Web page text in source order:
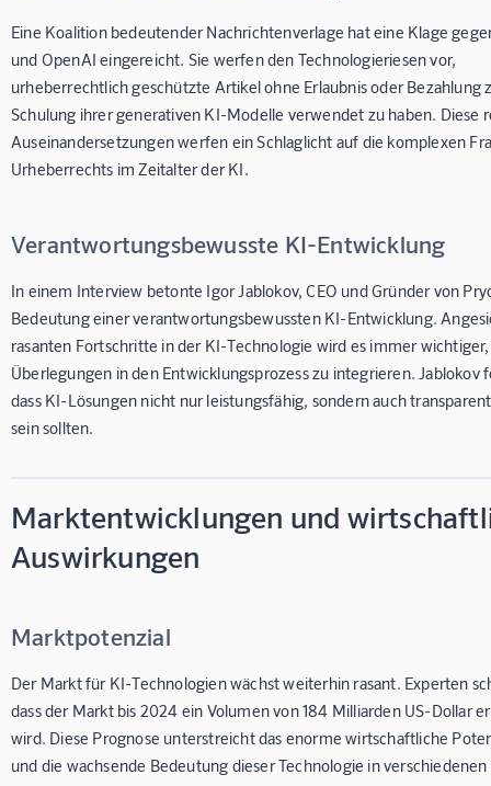
Eine Koalition bedeutender Nachrichtenverlage hat eine Klage
und OpenAI eingereicht. Sie werfen den Technologieriesen vor,
urheberrechtlich geschützte Artikel ohne Erlaubnis oder Bezahlung
Schulung ihrer generativen KI-Modelle verwendet zu haben. Diese
Auseinandersetzungen werfen ein Schlaglicht auf die komplexen
Urheberrechts im Zeitalter der KI.
Verantwortungsbewusste KI-Entwicklung
In einem Interview betonte Igor Jablokov, CEO und Gründer von
Bedeutung einer verantwortungsbewussten KI-Entwicklung.
rasanten Fortschritte in der KI-Technologie wird es immer
Überlegungen in den Entwicklungsprozess zu integrieren. Jablokov
dass KI-Lösungen nicht nur leistungsfähig, sondern auch
sein sollten.
Marktentwicklungen und
Auswirkungen
Marktpotenzial
Der Markt für KI-Technologien wächst weiterhin rasant. Experten
dass der Markt bis 2024 ein Volumen von 184 Milliarden US-Dollar
wird. Diese Prognose unterstreicht das enorme wirtschaftliche
und die wachsende Bedeutung dieser Technologie in